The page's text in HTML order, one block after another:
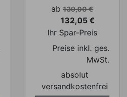
Verkaufspreis
ab 139,00 €
Preis
132,05 €
Ihr Spar-Preis
Preise inkl. ges.
MwSt.
absolut
versandkostenfrei